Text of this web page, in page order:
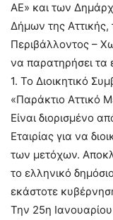
ΑΕ» και των
Δήμων της
Περιβάλλοντος –
να παρατηρήσει τα
1. Το Διοικητικό
«Παράκτιο Αττικό
Είναι διορισμένο
Εταιρίας για να
των μετόχων.
το ελληνικό
εκάστοτε
Την 25η